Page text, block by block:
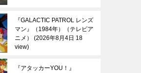
『GALACTIC PATROL レンズ
マン』（1984年）（テレビア
ニメ）
2026年8月4日 18
view
『アタッカーYOU！』